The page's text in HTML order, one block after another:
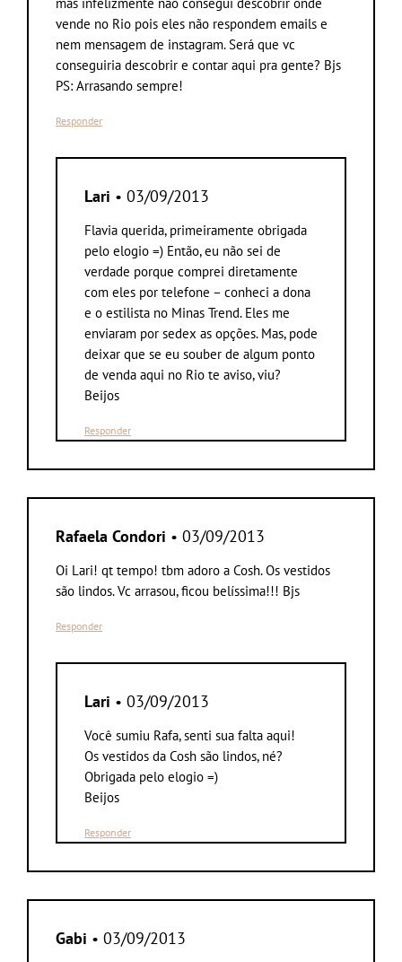
vende no Rio pois eles não respondem emails e
nem mensagem de instagram. Será que vc
conseguiria descobrir e contar aqui pra gente? Bjs
PS: Arrasando sempre!
Responder
Lari • 03/09/2013
Flavia querida, primeiramente obrigada
pelo elogio =) Então, eu não sei de
verdade porque comprei diretamente
com eles por telefone – conheci a dona
e o estilista no Minas Trend. Eles me
enviaram por sedex as opções. Mas, pode
deixar que se eu souber de algum ponto
de venda aqui no Rio te aviso, viu?
Beijos
Responder
Rafaela Condori • 03/09/2013
Oi Lari! qt tempo! tbm adoro a Cosh. Os vestidos
são lindos. Vc arrasou, ficou belíssima!!! Bjs
Responder
Lari • 03/09/2013
Você sumiu Rafa, senti sua falta aqui!
Os vestidos da Cosh são lindos, né?
Obrigada pelo elogio =)
Beijos
Responder
Gabi • 03/09/2013